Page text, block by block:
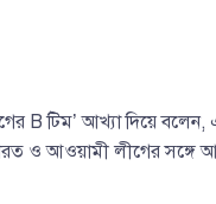
B টিম’ আখ্যা দিয়ে
ও আওয়ামী লীগের সঙ্গে